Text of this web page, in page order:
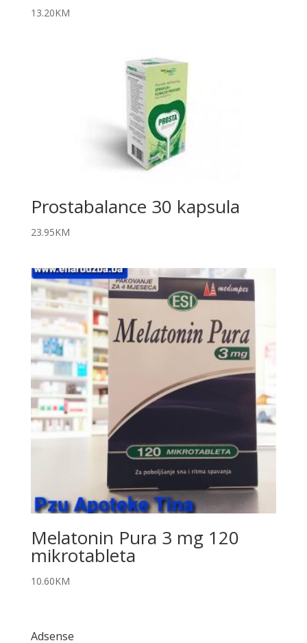
13.20KM
Prostabalance 30 kapsula
23.95KM
Melatonin Pura 3 mg 120
mikrotableta
10.60KM
Adsense